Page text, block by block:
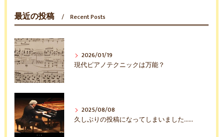
最近の投稿 Recent Posts
2026/01/19
現代ピアノテクニックは万能？
2025/08/08
久しぶりの投稿になってしまいました……